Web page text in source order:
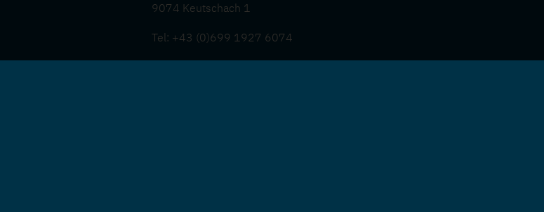
9074 Keutschach 1
Tel: +43 (0)699 1927 6074